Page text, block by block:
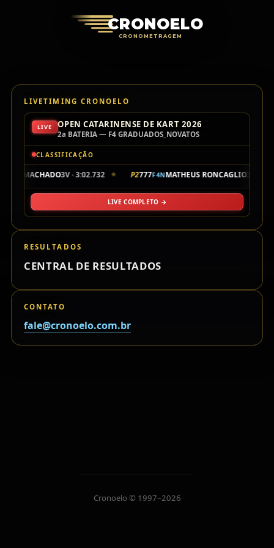
CRONOELO
CRONOMETRAGEM
LIVETIMING CRONOELO
LIVE OPEN CATARINENSE DE KART 2026
2a BATERIA — F4 GRADUADOS_NOVATOS
CLASSIFICAÇÃO
MACHADO3V · 3:02.732 ◆ P2777F4NMATHEUS RONCAGLIO3V ·
LIVE COMPLETO →
RESULTADOS
CENTRAL DE RESULTADOS
CONTATO
fale@cronoelo.com.br
Cronoelo © 1997–2026